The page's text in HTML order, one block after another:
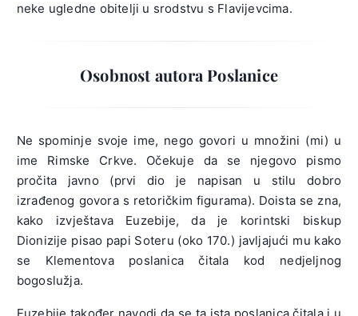
neke ugledne obitelji u srodstvu s Flavijevcima.
Osobnost autora Poslanice
Ne spominje svoje ime, nego govori u množini (mi) u
ime Rimske Crkve. Očekuje da se njegovo pismo
pročita javno (prvi dio je napisan u stilu dobro
izrađenog govora s retoričkim figurama). Doista se zna,
kako izvještava Euzebije, da je korintski biskup
Dionizije pisao papi Soteru (oko 170.) javljajući mu kako
se Klementova poslanica čitala kod nedjeljnog
bogoslužja.